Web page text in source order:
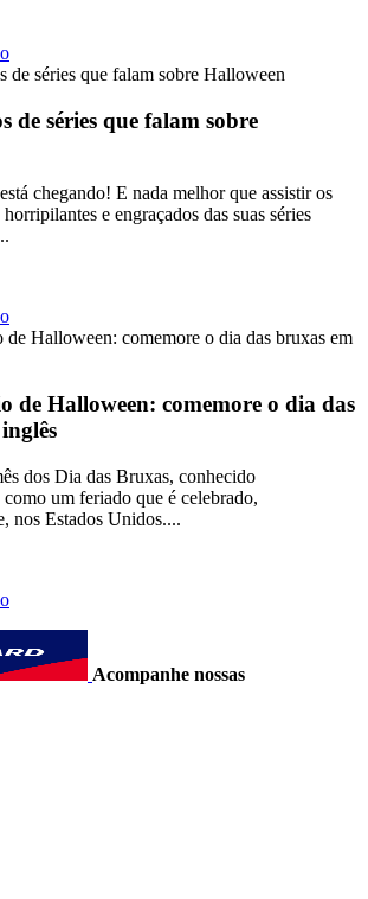
de séries que falam sobre
chegando! E nada melhor que assistir os
e engraçados das suas séries
de Halloween: comemore o dia das
dos Dia das Bruxas, conhecido
um feriado que é celebrado,
nos Estados Unidos....
Acompanhe nossas